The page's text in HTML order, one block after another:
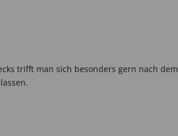
trifft man sich besonders gern nach dem